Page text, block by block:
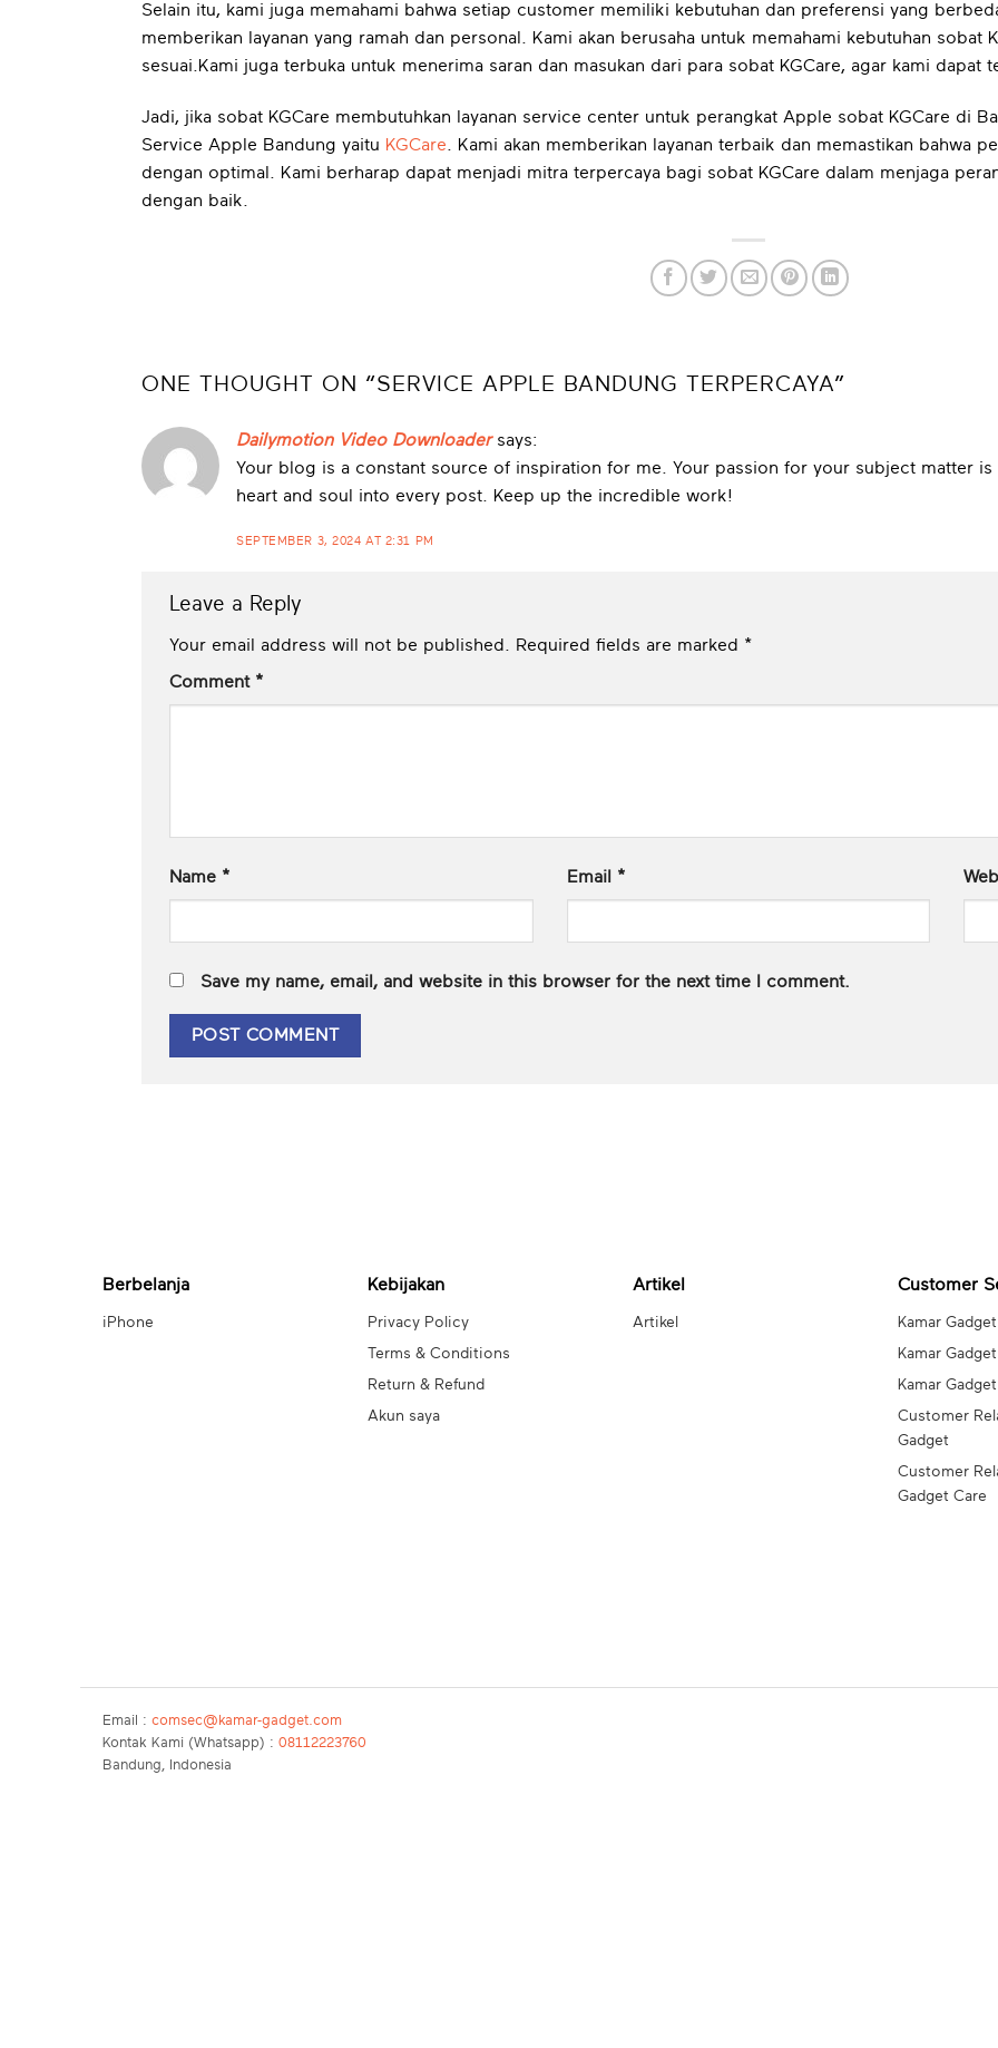
Selain itu, kami juga memahami bahwa setiap customer memiliki kebutuhan dan preferensi yang
memberikan layanan yang ramah dan personal. Kami akan berusaha untuk memahami kebutuhan sobat
sesuai.Kami juga terbuka untuk menerima saran dan masukan dari para sobat KGCare, agar kami dapat
Jadi, jika sobat KGCare membutuhkan layanan service center untuk perangkat Apple sobat KGCare di
Service Apple Bandung yaitu KGCare. Kami akan memberikan layanan terbaik dan memastikan bahwa
dengan optimal. Kami berharap dapat menjadi mitra terpercaya bagi sobat KGCare dalam menjaga
dengan baik.
ONE THOUGHT ON “SERVICE APPLE BANDUNG TERPERCAYA”
Dailymotion Video Downloader says:
Your blog is a constant source of inspiration for me. Your passion for your subject matter is
heart and soul into every post. Keep up the incredible work!
SEPTEMBER 3, 2024 AT 2:31 PM
Leave a Reply
Your email address will not be published. Required fields are marked *
Comment *
Name * Email *
Save my name, email, and website in this browser for the next time I comment.
Berbelanja
iPhone
Kebijakan
Privacy Policy
Terms & Conditions
Return & Refund
Akun saya
Artikel
Artikel
Customer
Kamar Gadget
Kamar
Kamar
Customer
Gadget
Customer
Gadget Care
Email : comsec@kamar-gadget.com
Kontak Kami (Whatsapp) : 08112223760
Bandung, Indonesia